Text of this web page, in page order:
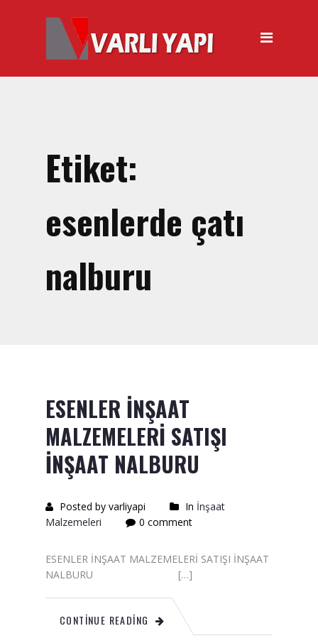
ANASAYFA
HAKKIMIZDA
Tabancası
El Arabası Satışı – Toptan,
Perakende Satış
İnşaat Küreği
Alçıpan Vidası Satışı
Kazma Satışı – Toptan,
Perakende Satış Firması
Betokontak Astar
Alçı Yapıştırma Malzemesi
Satışı
Kaba İnşaat Malzemeleri
Etiket:
esenlerde çatı
nalburu
ESENLER İNŞAAT
MALZEMELERİ SATIŞI
İNŞAAT NALBURU
Posted by varliyapi In İnşaat
Malzemeleri
0 comment
ESENLER İNŞAAT MALZEMELERİ SATIŞI İNŞAAT
NALBURU […]
CONTINUE READING